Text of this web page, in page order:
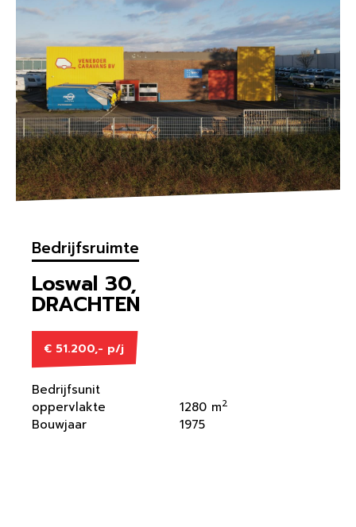
Bedrijfsruimte
Loswal 30,
DRACHTEN
€ 51.200,- p/j
Bedrijfsunit
oppervlakte
Bouwjaar
1280 m2
1975